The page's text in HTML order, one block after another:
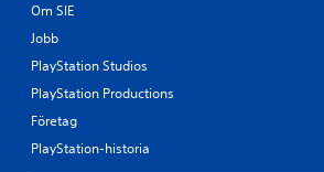
Om SIE
Jobb
PlayStation Studios
PlayStation Productions
Företag
PlayStation-historia